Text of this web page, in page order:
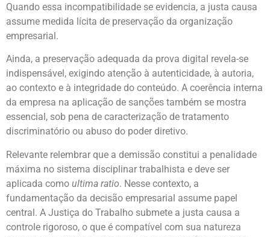
Quando essa incompatibilidade se evidencia, a justa causa
assume medida lícita de preservação da organização
empresarial.
Ainda, a preservação adequada da prova digital revela-se
indispensável, exigindo atenção à autenticidade, à autoria,
ao contexto e à integridade do conteúdo. A coerência interna
da empresa na aplicação de sanções também se mostra
essencial, sob pena de caracterização de tratamento
discriminatório ou abuso do poder diretivo.
Relevante relembrar que a demissão constitui a penalidade
máxima no sistema disciplinar trabalhista e deve ser
aplicada como ultima ratio. Nesse contexto, a
fundamentação da decisão empresarial assume papel
central. A Justiça do Trabalho submete a justa causa a
controle rigoroso, o que é compatível com sua natureza